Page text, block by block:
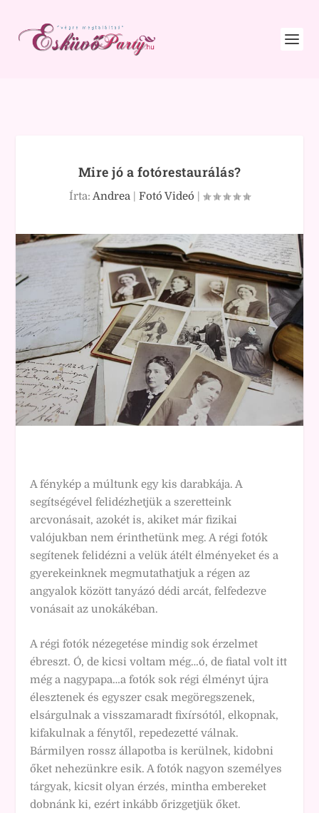
Mire jó a fotórestaurálás?
Írta: Andrea | Fotó Videó |
A fénykép a múltunk egy kis darabkája. A
segítségével felidézhetjük a szeretteink
arcvonásait, azokét is, akiket már fizikai
valójukban nem érinthetünk meg. A régi fotók
segítenek felidézni a velük átélt élményeket és a
gyerekeinknek megmutathatjuk a régen az
angyalok között tanyázó dédi arcát, felfedezve
vonásait az unokákéban.
A régi fotók nézegetése mindig sok érzelmet
ébreszt. Ó, de kicsi voltam még…ó, de fiatal volt itt
még a nagypapa…a fotók sok régi élményt újra
élesztenek és egyszer csak megöregszenek,
elsárgulnak a visszamaradt fixírsótól, elkopnak,
kifakulnak a fénytől, repedezetté válnak.
Bármilyen rossz állapotba is kerülnek, kidobni
őket nehezünkre esik. A fotók nagyon személyes
tárgyak, kicsit olyan érzés, mintha embereket
dobnánk ki, ezért inkább őrizgetjük őket.